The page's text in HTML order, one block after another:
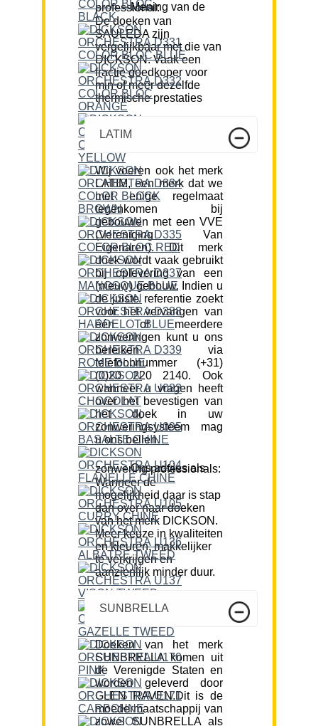
Mening van de professional:
De doeken van
SAULEDA zijn
vergelijkbaar met die van
DICKSON. Vaak een
fractie goedkoper voor
min of meer dezelfde
thermische prestaties
LATIM
Wij voeren ook het merk
LATIM, een merk dat we
met enige regelmaat
tegenkomen bij
gebouwen met een VVE
(Vereniging Van
Eigenaren). Dit merk
doek wordt vaak gebruikt
bij oplevering van een
(nieuw) gebouw. Indien u
de juiste referentie zoekt
voor het vervangen van
één of meerdere
zonweringen kunt u ons
bereiken via
telefoonnummer (+31)
(0)20 220 2140. Ook
wanneer u vragen heeft
over het bevestigen van
het doek in uw
zonweringsysteem mag
u ons bellen.
Ons advies als zonwering professionals:
Wanneer de
mogelijkheid daar is stap
dan over naar doeken
van het merk DICKSON.
Meer keuze in kwaliteiten
en kleuren, makkelijker
te verkrijgen en
aanzienlijk minder duur.
SUNBRELLA
Doeken van het merk
SUNBRELLA komen uit
de Verenigde Staten en
worden geleverd door
GLEN RAVEN.Dit is de
moedermaatschappij van
zowel SUNBRELLA als